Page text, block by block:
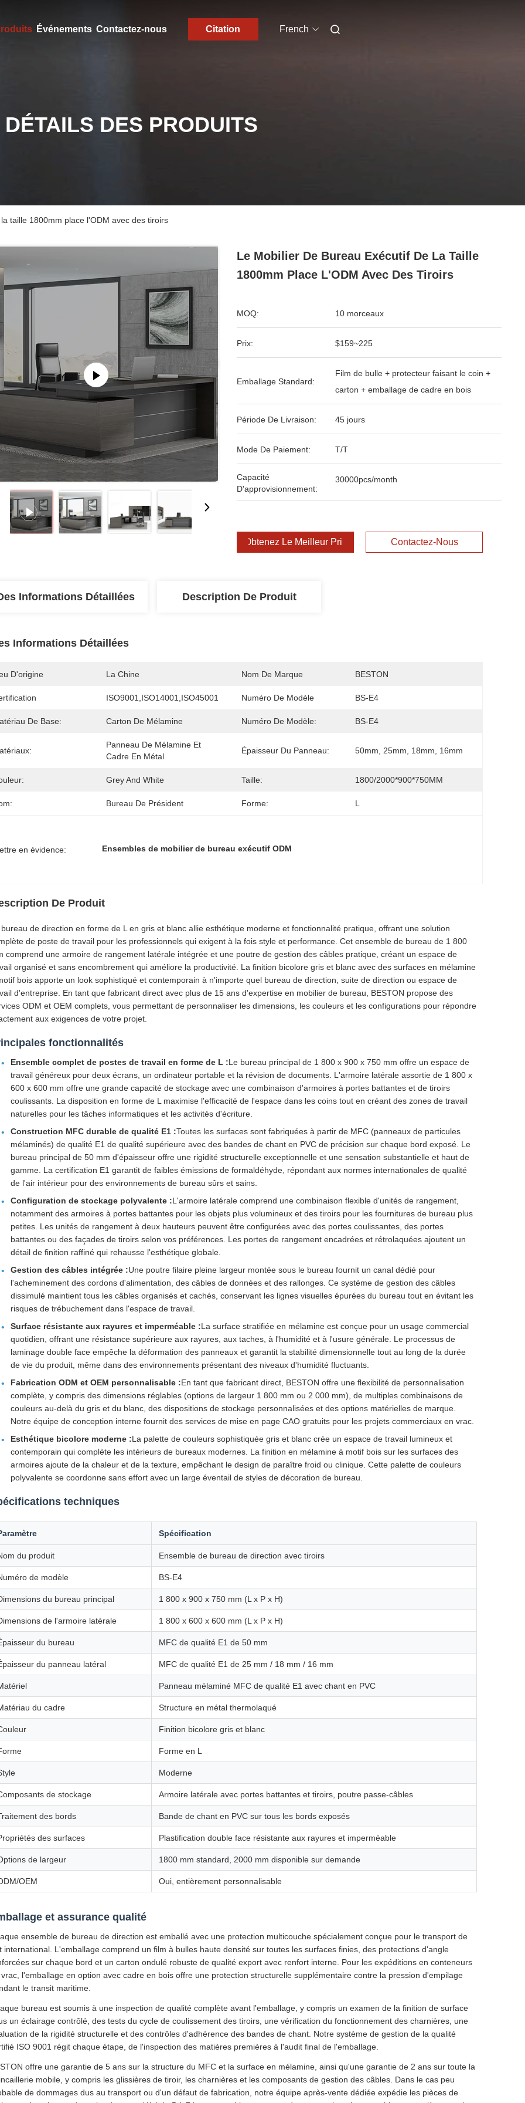
Événements Contactez-nous Citation French
DÉTAILS DES PRODUITS
taille 1800mm place l'ODM avec des tiroirs
Le Mobilier De Bureau Exécutif De La Taille
1800mm Place L'ODM Avec Des Tiroirs
MOQ: 10 morceaux
Prix: $159~225
Emballage Standard:
Film de bulle + protecteur faisant le coin +
carton + emballage de cadre en bois
Période De Livraison: 45 jours
Mode De Paiement: T/T
Capacité
D'approvisionnement:
30000pcs/month
Obtenez Le Meilleur Prix Contactez-Nous
Informations Détaillées Description De Produit
Informations Détaillées
D'origine La Chine Nom De Marque BESTON
ISO9001,ISO14001,ISO45001 Numéro De Modèle BS-E4
De Base: Carton De Mélamine Numéro De Modèle: BS-E4
Panneau De Mélamine Et
Cadre En Métal
Épaisseur Du Panneau: 50mm, 25mm, 18mm, 16mm
Grey And White Taille: 1800/2000*900*750MM
Bureau De Président Forme: L
en évidence: Ensembles de mobilier de bureau exécutif ODM
De Produit
de direction en forme de L en gris et blanc allie esthétique moderne et fonctionnalité pratique, offrant une solution
de poste de travail pour les professionnels qui exigent à la fois style et performance. Cet ensemble de bureau de 1 800
comprend une armoire de rangement latérale intégrée et une poutre de gestion des câbles pratique, créant un espace de
organisé et sans encombrement qui améliore la productivité. La finition bicolore gris et blanc avec des surfaces en mélamine
bois apporte un look sophistiqué et contemporain à n'importe quel bureau de direction, suite de direction ou espace de
d'entreprise. En tant que fabricant direct avec plus de 15 ans d'expertise en mobilier de bureau, BESTON propose des
ODM et OEM complets, vous permettant de personnaliser les dimensions, les couleurs et les configurations pour répondre
aux exigences de votre projet.
fonctionnalités
Ensemble complet de postes de travail en forme de L :Le bureau principal de 1 800 x 900 x 750 mm offre un espace de
travail généreux pour deux écrans, un ordinateur portable et la révision de documents. L'armoire latérale assortie de 1 800 x
600 x 600 mm offre une grande capacité de stockage avec une combinaison d'armoires à portes battantes et de tiroirs
coulissants. La disposition en forme de L maximise l'efficacité de l'espace dans les coins tout en créant des zones de travail
naturelles pour les tâches informatiques et les activités d'écriture.
Construction MFC durable de qualité E1 :Toutes les surfaces sont fabriquées à partir de MFC (panneaux de particules
mélaminés) de qualité E1 de qualité supérieure avec des bandes de chant en PVC de précision sur chaque bord exposé. Le
bureau principal de 50 mm d'épaisseur offre une rigidité structurelle exceptionnelle et une sensation substantielle et haut de
gamme. La certification E1 garantit de faibles émissions de formaldéhyde, répondant aux normes internationales de qualité
de l'air intérieur pour des environnements de bureau sûrs et sains.
Configuration de stockage polyvalente :L'armoire latérale comprend une combinaison flexible d'unités de rangement,
notamment des armoires à portes battantes pour les objets plus volumineux et des tiroirs pour les fournitures de bureau plus
petites. Les unités de rangement à deux hauteurs peuvent être configurées avec des portes coulissantes, des portes
battantes ou des façades de tiroirs selon vos préférences. Les portes de rangement encadrées et rétrolaquées ajoutent un
détail de finition raffiné qui rehausse l'esthétique globale.
Gestion des câbles intégrée :Une poutre filaire pleine largeur montée sous le bureau fournit un canal dédié pour
l'acheminement des cordons d'alimentation, des câbles de données et des rallonges. Ce système de gestion des câbles
dissimulé maintient tous les câbles organisés et cachés, conservant les lignes visuelles épurées du bureau tout en évitant les
risques de trébuchement dans l'espace de travail.
Surface résistante aux rayures et imperméable :La surface stratifiée en mélamine est conçue pour un usage commercial
quotidien, offrant une résistance supérieure aux rayures, aux taches, à l'humidité et à l'usure générale. Le processus de
laminage double face empêche la déformation des panneaux et garantit la stabilité dimensionnelle tout au long de la durée
de vie du produit, même dans des environnements présentant des niveaux d'humidité fluctuants.
Fabrication ODM et OEM personnalisable :En tant que fabricant direct, BESTON offre une flexibilité de personnalisation
complète, y compris des dimensions réglables (options de largeur 1 800 mm ou 2 000 mm), de multiples combinaisons de
couleurs au-delà du gris et du blanc, des dispositions de stockage personnalisées et des options matérielles de marque.
Notre équipe de conception interne fournit des services de mise en page CAO gratuits pour les projets commerciaux en vrac.
Esthétique bicolore moderne :La palette de couleurs sophistiquée gris et blanc crée un espace de travail lumineux et
contemporain qui complète les intérieurs de bureaux modernes. La finition en mélamine à motif bois sur les surfaces des
armoires ajoute de la chaleur et de la texture, empêchant le design de paraître froid ou clinique. Cette palette de couleurs
polyvalente se coordonne sans effort avec un large éventail de styles de décoration de bureau.
techniques
Spécification
du produit Ensemble de bureau de direction avec tiroirs
de modèle BS-E4
du bureau principal 1 800 x 900 x 750 mm (L x P x H)
de l'armoire latérale 1 800 x 600 x 600 mm (L x P x H)
du bureau MFC de qualité E1 de 50 mm
du panneau latéral MFC de qualité E1 de 25 mm / 18 mm / 16 mm
Panneau mélaminé MFC de qualité E1 avec chant en PVC
du cadre Structure en métal thermolaqué
Finition bicolore gris et blanc
Forme en L
Moderne
de stockage Armoire latérale avec portes battantes et tiroirs, poutre passe-câbles
des bords Bande de chant en PVC sur tous les bords exposés
des surfaces Plastification double face résistante aux rayures et imperméable
de largeur 1800 mm standard, 2000 mm disponible sur demande
OEM Oui, entièrement personnalisable
et assurance qualité
ensemble de bureau de direction est emballé avec une protection multicouche spécialement conçue pour le transport de
international. L'emballage comprend un film à bulles haute densité sur toutes les surfaces finies, des protections d'angle
sur chaque bord et un carton ondulé robuste de qualité export avec renfort interne. Pour les expéditions en conteneurs
l'emballage en option avec cadre en bois offre une protection structurelle supplémentaire contre la pression d'empilage
le transit maritime.
bureau est soumis à une inspection de qualité complète avant l'emballage, y compris un examen de la finition de surface
un éclairage contrôlé, des tests du cycle de coulissement des tiroirs, une vérification du fonctionnement des charnières, une
de la rigidité structurelle et des contrôles d'adhérence des bandes de chant. Notre système de gestion de la qualité
ISO 9001 régit chaque étape, de l'inspection des matières premières à l'audit final de l'emballage.
offre une garantie de 5 ans sur la structure du MFC et la surface en mélamine, ainsi qu'une garantie de 2 ans sur toute la
mobile, y compris les glissières de tiroir, les charnières et les composants de gestion des câbles. Dans le cas peu
de dommages dus au transport ou d'un défaut de fabrication, notre équipe après-vente dédiée expédie les pièces de